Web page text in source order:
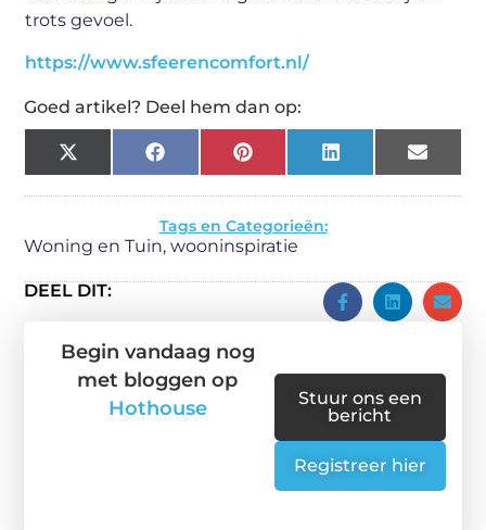
trots gevoel.
https://www.sfeerencomfort.nl/
Goed artikel? Deel hem dan op:
X
(Twitter)
FacebookPinterestLinkedIn Email
Tags en Categorieën:
Woning en Tuin,wooninspiratie
DEEL DIT:
Begin vandaag nog
met bloggen op
Hothouse
Stuur ons een
bericht
Registreer hier